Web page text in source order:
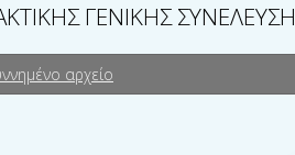
ΓΕΝΙΚΗΣ
αρχείο